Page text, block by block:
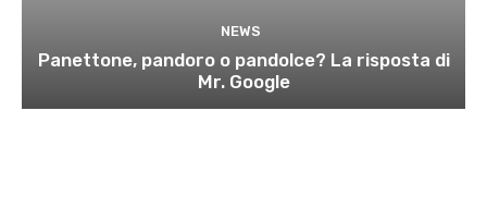
NEWS
Panettone, pandoro o pandolce? La risposta di
Mr. Google